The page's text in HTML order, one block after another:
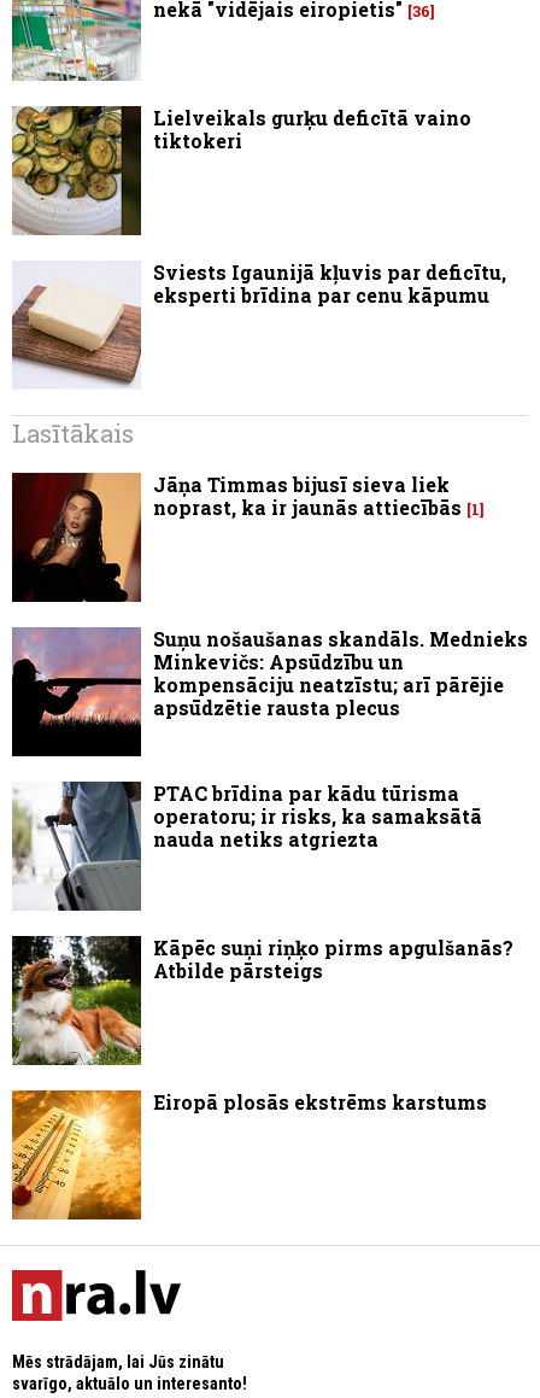
nekā "vidējais eiropietis" 36
Lielveikals gurķu deficītā vaino
tiktokeri
Sviests Igaunijā kļuvis par deficītu,
eksperti brīdina par cenu kāpumu
Lasītākais
Jāņa Timmas bijusī sieva liek
noprast, ka ir jaunās attiecībās
1
Suņu nošaušanas skandāls. Mednieks
Minkevičs: Apsūdzību un
kompensāciju neatzīstu; arī pārējie
apsūdzētie rausta plecus
PTAC brīdina par kādu tūrisma
operatoru; ir risks, ka samaksātā
nauda netiks atgriezta
Kāpēc suņi riņķo pirms apgulšanās?
Atbilde pārsteigs
Eiropā plosās ekstrēms karstums
Mēs strādājam, lai Jūs zinātu
svarīgo, aktuālo un interesanto!